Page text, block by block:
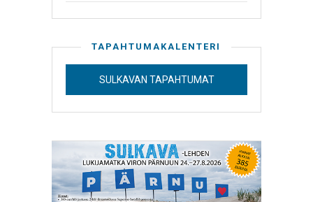
TAPAHTUMAKALENTERI
SULKAVAN TAPAHTUMAT